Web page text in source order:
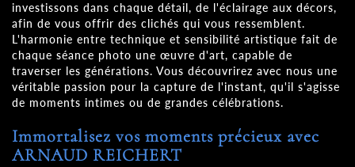
investissons dans chaque détail, de l'éclairage aux décors,
afin de vous offrir des clichés qui vous ressemblent.
L'harmonie entre technique et sensibilité artistique fait de
chaque séance photo une œuvre d'art, capable de
traverser les générations. Vous découvrirez avec nous une
véritable passion pour la capture de l'instant, qu'il s'agisse
de moments intimes ou de grandes célébrations.
Immortalisez vos moments précieux avec
ARNAUD REICHERT